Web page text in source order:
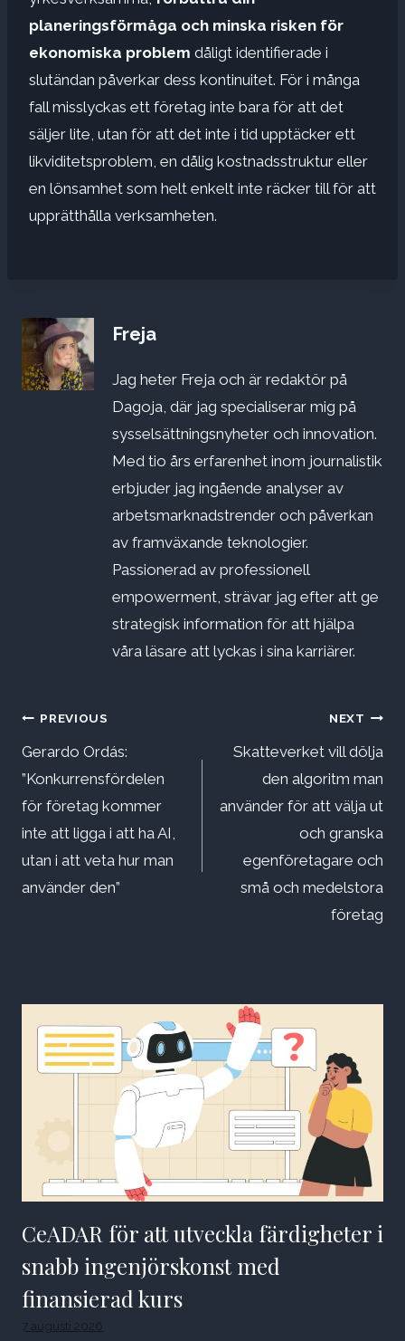
planeringsförmåga och minska risken för
ekonomiska problem dåligt identifierade i
slutändan påverkar dess kontinuitet. För i många
fall misslyckas ett företag inte bara för att det
säljer lite, utan för att det inte i tid upptäcker ett
likviditetsproblem, en dålig kostnadsstruktur eller
en lönsamhet som helt enkelt inte räcker till för att
upprätthålla verksamheten.
Freja
Jag heter Freja och är redaktör på
Dagoja, där jag specialiserar mig på
sysselsättningsnyheter och innovation.
Med tio års erfarenhet inom journalistik
erbjuder jag ingående analyser av
arbetsmarknadstrender och påverkan
av framväxande teknologier.
Passionerad av professionell
empowerment, strävar jag efter att ge
strategisk information för att hjälpa
våra läsare att lyckas i sina karriärer.
Inläggsnavigering
PREVIOUS
Gerardo Ordás:
”Konkurrensfördelen
för företag kommer
inte att ligga i att ha AI,
utan i att veta hur man
använder den”
NEXT
Skatteverket vill dölja
den algoritm man
använder för att välja ut
och granska
egenföretagare och
små och medelstora
företag
CeADAR för att utveckla färdigheter i
snabb ingenjörskonst med
finansierad kurs
7 augusti 2026